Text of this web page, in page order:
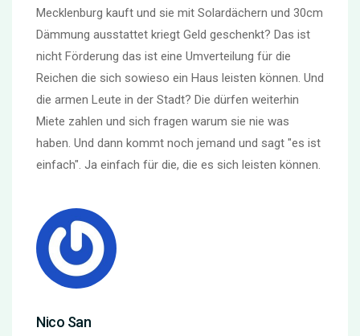
Mecklenburg kauft und sie mit Solardächern und 30cm
Dämmung ausstattet kriegt Geld geschenkt? Das ist
nicht Förderung das ist eine Umverteilung für die
Reichen die sich sowieso ein Haus leisten können. Und
die armen Leute in der Stadt? Die dürfen weiterhin
Miete zahlen und sich fragen warum sie nie was
haben. Und dann kommt noch jemand und sagt "es ist
einfach". Ja einfach für die, die es sich leisten können.
Nico San